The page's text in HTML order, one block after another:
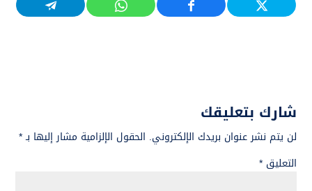
شارك بتعليقك
لن يتم نشر عنوان بريدك الإلكتروني. الحقول الإلزامية مشار إليها بـ*
التعليق *